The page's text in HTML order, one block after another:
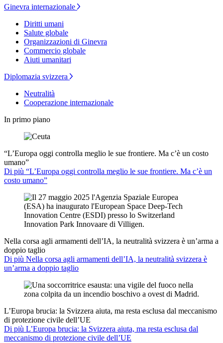
Ginevra internazionale
Diritti umani
Salute globale
Organizzazioni di Ginevra
Commercio globale
Aiuti umanitari
Diplomazia svizzera
Neutralità
Cooperazione internazionale
In primo piano
“L’Europa oggi controlla meglio le sue frontiere. Ma c’è un costo
umano”
Di più “L’Europa oggi controlla meglio le sue frontiere. Ma c’è un
costo umano”
Nella corsa agli armamenti dell’IA, la neutralità svizzera è un’arma a
doppio taglio
Di più Nella corsa agli armamenti dell’IA, la neutralità svizzera è
un’arma a doppio taglio
L’Europa brucia: la Svizzera aiuta, ma resta esclusa dal meccanismo
di protezione civile dell’UE
Di più L’Europa brucia: la Svizzera aiuta, ma resta esclusa dal
meccanismo di protezione civile dell’UE